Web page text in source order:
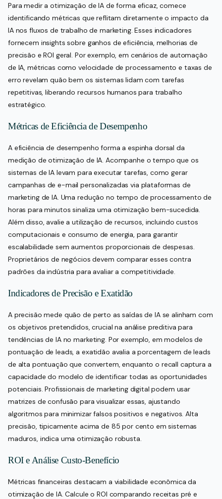
Para medir a otimização de IA de forma eficaz, comece
identificando métricas que reflitam diretamente o impacto da
IA nos fluxos de trabalho de marketing. Esses indicadores
fornecem insights sobre ganhos de eficiência, melhorias de
precisão e ROI geral. Por exemplo, em cenários de automação
de IA, métricas como velocidade de processamento e taxas de
erro revelam quão bem os sistemas lidam com tarefas
repetitivas, liberando recursos humanos para trabalho
estratégico.
Métricas de Eficiência de Desempenho
A eficiência de desempenho forma a espinha dorsal da
medição de otimização de IA. Acompanhe o tempo que os
sistemas de IA levam para executar tarefas, como gerar
campanhas de e-mail personalizadas via plataformas de
marketing de IA. Uma redução no tempo de processamento de
horas para minutos sinaliza uma otimização bem-sucedida.
Além disso, avalie a utilização de recursos, incluindo custos
computacionais e consumo de energia, para garantir
escalabilidade sem aumentos proporcionais de despesas.
Proprietários de negócios devem comparar esses contra
padrões da indústria para avaliar a competitividade.
Indicadores de Precisão e Exatidão
A precisão mede quão de perto as saídas de IA se alinham com
os objetivos pretendidos, crucial na análise preditiva para
tendências de IA no marketing. Por exemplo, em modelos de
pontuação de leads, a exatidão avalia a porcentagem de leads
de alta pontuação que convertem, enquanto o recall captura a
capacidade do modelo de identificar todas as oportunidades
potenciais. Profissionais de marketing digital podem usar
matrizes de confusão para visualizar essas, ajustando
algoritmos para minimizar falsos positivos e negativos. Alta
precisão, tipicamente acima de 85 por cento em sistemas
maduros, indica uma otimização robusta.
ROI e Análise Custo-Benefício
Métricas financeiras destacam a viabilidade econômica da
otimização de IA. Calcule o ROI comparando receitas pré e